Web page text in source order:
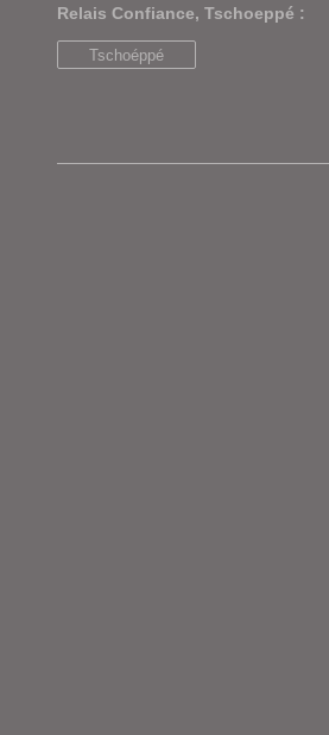
Relais Confiance, Tschoeppé :
Tschoéppé